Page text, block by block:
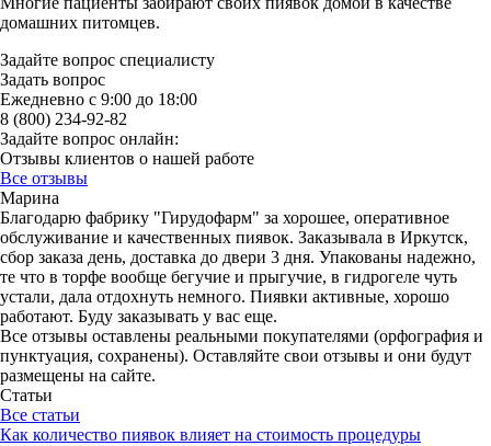
домашних питомцев.
Задайте вопрос специалисту
Задать вопрос
Ежедневно с 9:00 до 18:00
8 (800) 234-92-82
Задайте вопрос онлайн:
Отзывы клиентов о нашей работе
Все отзывы
Марина
Благодарю фабрику "Гирудофарм" за хорошее, оперативное
обслуживание и качественных пиявок. Заказывала в Иркутск,
сбор заказа день, доставка до двери 3 дня. Упакованы надежно,
те что в торфе вообще бегучие и прыгучие, в гидрогеле чуть
устали, дала отдохнуть немного. Пиявки активные, хорошо
работают. Буду заказывать у вас еще.
Все отзывы оставлены реальными покупателями (орфография и
пунктуация, сохранены). Оставляйте свои отзывы и они будут
размещены на сайте.
Статьи
Все статьи
Как количество пиявок влияет на стоимость процедуры